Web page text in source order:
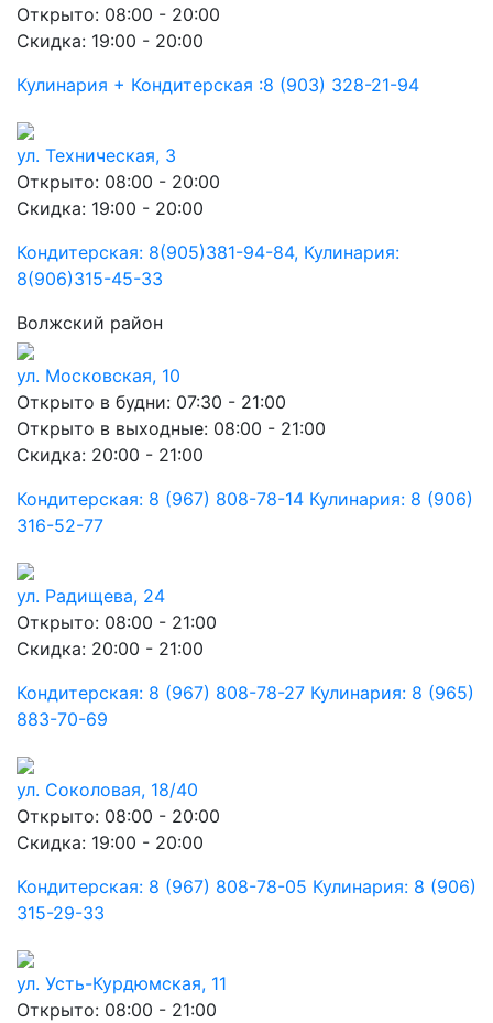
Открыто: 08:00 - 20:00
Скидка: 19:00 - 20:00
Кулинария + Кондитерская :8 (903) 328-21-94
ул. Техническая, 3
Открыто: 08:00 - 20:00
Скидка: 19:00 - 20:00
Кондитерская: 8(905)381-94-84, Кулинария:
8(906)315-45-33
Волжский район
ул. Московская, 10
Открыто в будни: 07:30 - 21:00
Открыто в выходные: 08:00 - 21:00
Скидка: 20:00 - 21:00
Кондитерская: 8 (967) 808-78-14 Кулинария: 8 (906)
316-52-77
ул. Радищева, 24
Открыто: 08:00 - 21:00
Скидка: 20:00 - 21:00
Кондитерская: 8 (967) 808-78-27 Кулинария: 8 (965)
883-70-69
ул. Соколовая, 18/40
Открыто: 08:00 - 20:00
Скидка: 19:00 - 20:00
Кондитерская: 8 (967) 808-78-05 Кулинария: 8 (906)
315-29-33
ул. Усть-Курдюмская, 11
Открыто: 08:00 - 21:00